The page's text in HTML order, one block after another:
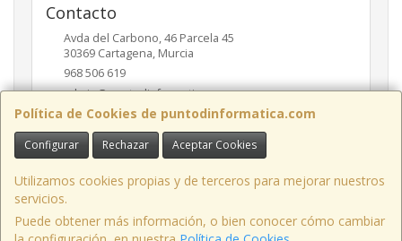
Política de Cookies de puntodinformatica.com
Configurar Rechazar Aceptar Cookies
Utilizamos cookies propias y de terceros para mejorar nuestros
servicios.
Puede obtener más información, o bien conocer cómo cambiar
Contacto
Avda del Carbono, 46 Parcela 45
30369 Cartagena, Murcia
968 506 619
admin@puntodinformatica.com
Horario
09:30h a 14:00h y de 16:30h a 20:00h